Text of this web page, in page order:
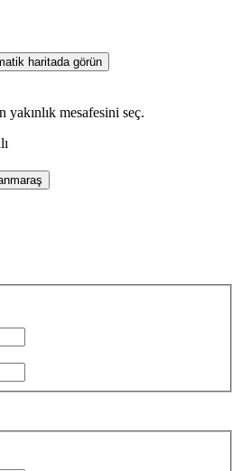
haritada görün
mesafesini seç.